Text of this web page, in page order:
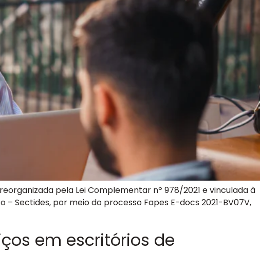
pela Lei Complementar nº 978/2021 e vinculada à
Sectides, por meio do processo Fapes E-docs 2021-BV07V,
em escritórios de